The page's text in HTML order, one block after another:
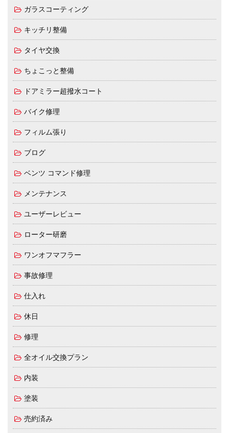
ガラスコーティング
キッチリ整備
タイヤ交換
ちょこっと整備
ドアミラー超撥水コート
バイク修理
フィルム張り
ブログ
ベンツ コマンド修理
メンテナンス
ユーザーレビュー
ローター研磨
ワンオフマフラー
事故修理
仕入れ
休日
修理
全オイル交換プラン
内装
塗装
売約済み